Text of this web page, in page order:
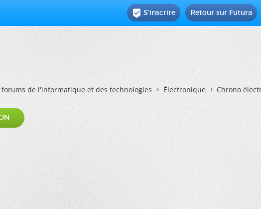
Retour sur Futura
 S'inscrire
forums de l'informatique et des technologies Électronique Chrono